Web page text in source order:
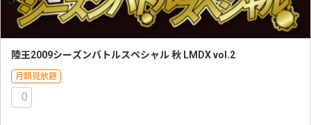
陸王2009シーズンバトルスペシャル 秋 LMDX vol.2
月額見放題
0